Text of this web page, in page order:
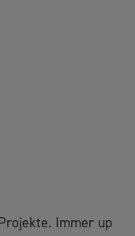
Immer up